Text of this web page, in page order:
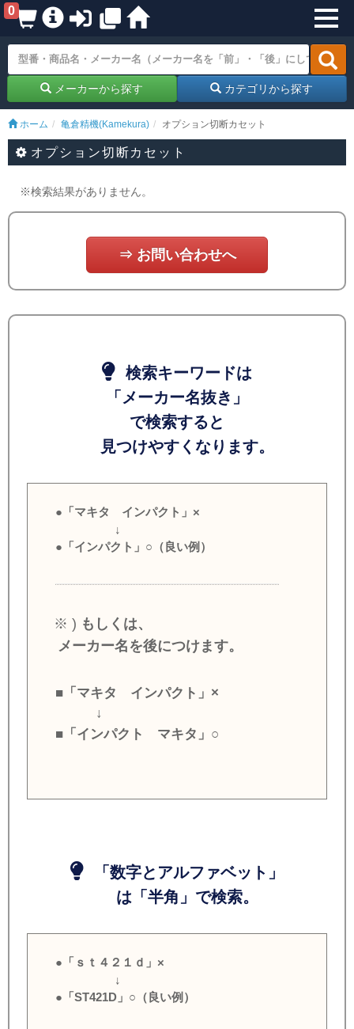
0
メーカーから探す カテゴリから探す
ホーム 亀倉精機(Kamekura) オプション切断カセット
オプション切断カセット
※検索結果がありません。
⇒ お問い合わせへ
検索キーワードは
「メーカー名抜き」
で検索すると
見つけやすくなります。
●「マキタ インパクト」×
↓
●「インパクト」○（良い例）
※ ) もしくは、
メーカー名を後につけます。
■「マキタ インパクト」×
↓
■「インパクト マキタ」○
「数字とアルファベット」
は「半角」で検索。
●「ｓｔ４２１ｄ」×
↓
●「ST421D」○（良い例）